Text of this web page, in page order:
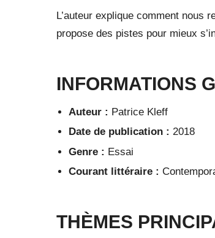
L’auteur explique comment nous
propose des pistes pour mieux
INFORMATIONS
Auteur : Patrice Kleff
Date de publication : 2018
Genre : Essai
Courant littéraire :
THÈMES